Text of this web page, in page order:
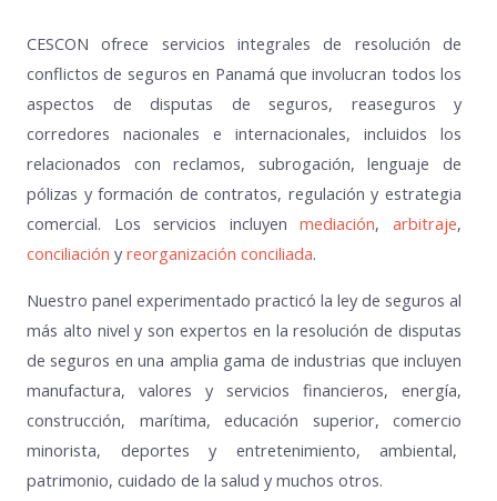
CESCON ofrece servicios integrales de resolución de
conflictos de seguros en Panamá que involucran todos los
aspectos de disputas de seguros, reaseguros y
corredores nacionales e internacionales, incluidos los
relacionados con reclamos, subrogación, lenguaje de
pólizas y formación de contratos, regulación y estrategia
comercial. Los servicios incluyenmediación,arbitraje,
conciliación y reorganización conciliada.
Nuestro panel experimentado practicó la ley de seguros al
más alto nivel y son expertos en la resolución de disputas
de seguros en una amplia gama de industrias que incluyen
manufactura, valores y servicios financieros, energía,
construcción, marítima, educación superior, comercio
minorista, deportes y entretenimiento, ambiental,
patrimonio, cuidado de la salud y muchos otros.